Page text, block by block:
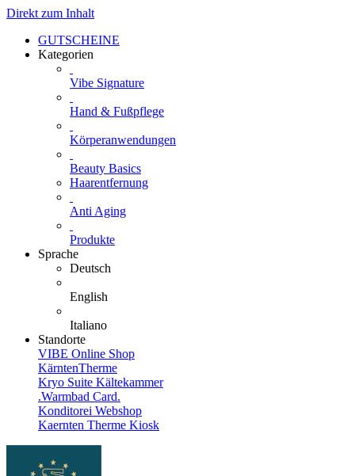
Direkt zum Inhalt
GUTSCHEINE
Kategorien
Vibe Signature
Hand & Fußpflege
Körperanwendungen
Beauty Basics
Haarentfernung
Anti Aging
Produkte
Sprache
Deutsch
English
Italiano
Standorte
VIBE Online Shop
KärntenTherme
Kryo Suite Kältekammer
.Warmbad Card.
Konditorei Webshop
Kaernten Therme Kiosk